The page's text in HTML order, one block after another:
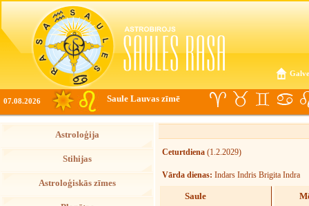
07.08.2026 Saule Lauvas zīmē
Astroloģija
Stihijas
Astroloģiskās zīmes
Ceturtdiena (1.2.2029)
Vārda dienas: Indars Indris Brigita Indra
Saule